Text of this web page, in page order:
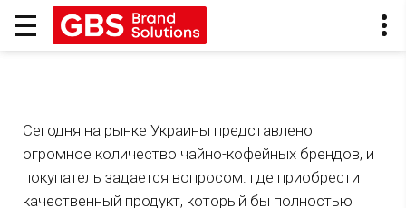
Сегодня на рынке Украины представлено
огромное количество чайно-кофейных брендов, и
покупатель задается вопросом: где приобрести
качественный продукт, который бы полностью